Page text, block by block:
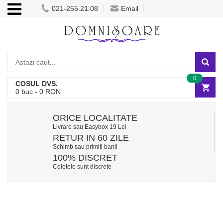
021-255.21.08 Email
COSUL DVS.
0 buc - 0 RON
0
ORICE LOCALITATE
Livrare sau Easybox 19 Lei
RETUR IN 60 ZILE
Schimb sau primiti banii
100% DISCRET
Coletele sunt discrete